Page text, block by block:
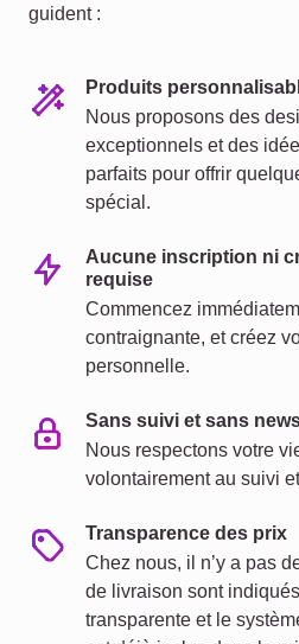
guident :
Produits
Nous proposons des
exceptionnels et des
parfaits pour offrir
spécial.
Aucune inscription ni
requise
Commencez
contraignante, et créez
personnelle.
Sans suivi et sans
Nous respectons votre
volontairement au suivi
Transparence des prix
Chez nous, il n’y a pas
de livraison sont
transparente et le